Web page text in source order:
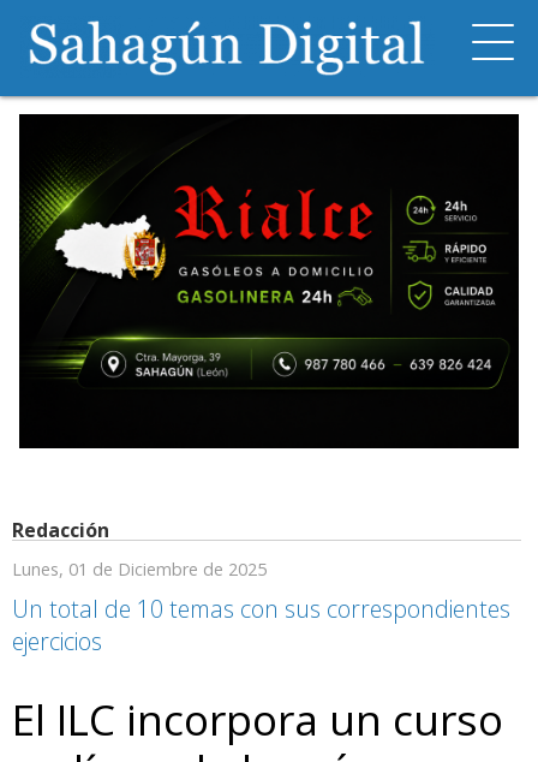
Redacción
Lunes, 01 de Diciembre de 2025
Un total de 10 temas con sus correspondientes
ejercicios
El ILC incorpora un curso